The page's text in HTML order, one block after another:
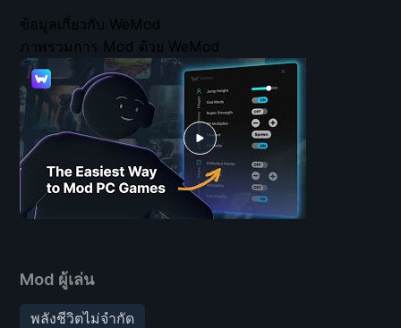
Mod ผู้เล่น
พลังชีวิตไม่จำกัด
ข้อมูลเกี่ยวกับ WeMod
ภาพรวมการ Mod ด้วย WeMod